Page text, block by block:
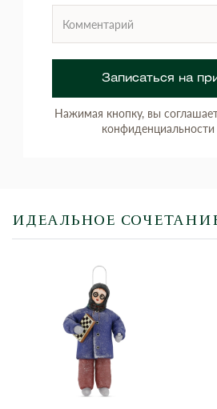
Записаться на
Нажимая кнопку, вы
ИДЕАЛЬНОЕ